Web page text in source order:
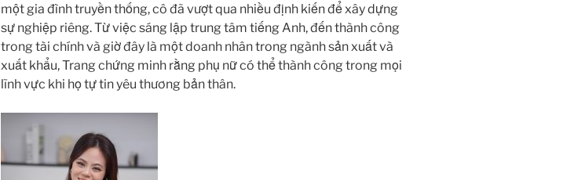
một gia đình truyền thống, cô đã vượt qua nhiều định kiến để xây dựng
sự nghiệp riêng. Từ việc sáng lập trung tâm tiếng Anh, đến thành công
trong tài chính và giờ đây là một doanh nhân trong ngành sản xuất và
xuất khẩu, Trang chứng minh rằng phụ nữ có thể thành công trong mọi
lĩnh vực khi họ tự tin yêu thương bản thân.